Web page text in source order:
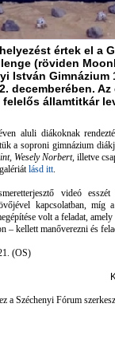
értek el a
(röviden
István Gimnázium
decemberében.
felelős államtitkár
aluli diákoknak
a soproni gimnázium
Wesely Norbert, illetve
lásd itt.
videó
kapcsolatban, míg
volt a feladat,
– kellett manőverezni és
(OS)
a Széchenyi Fórum